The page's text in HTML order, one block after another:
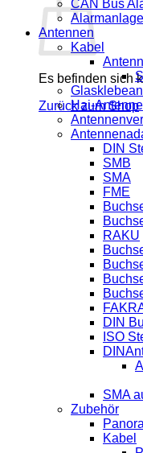
Es befinden sich
Zurück zum Shop
CAN Bus
Alarmanlage
Antennen
Kabel
Hai-Antenne
DIN
SMB
SMA
FME
RAKU
DIN
ISO
SMA
Zubehör
Kabel